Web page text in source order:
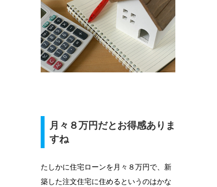
月々８万円だとお得感ありま
すね
たしかに住宅ローンを月々８万円で、新
築した注文住宅に住めるというのはかな